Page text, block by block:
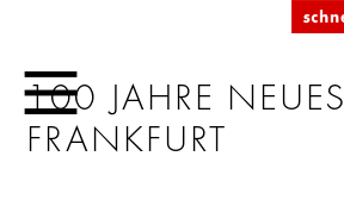
100 JAHRE NEUES
FRANKFURT